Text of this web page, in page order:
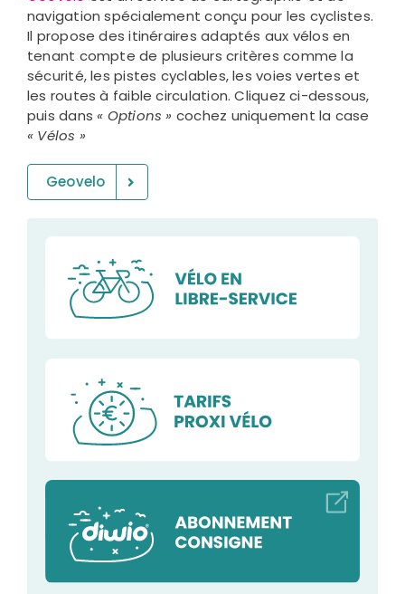
navigation spécialement conçu pour les cyclistes.
Il propose des itinéraires adaptés aux vélos en
tenant compte de plusieurs critères comme la
sécurité, les pistes cyclables, les voies vertes et
les routes à faible circulation. Cliquez ci-dessous,
puis dans« Options » cochez uniquement la case
« Vélos »
Geovelo